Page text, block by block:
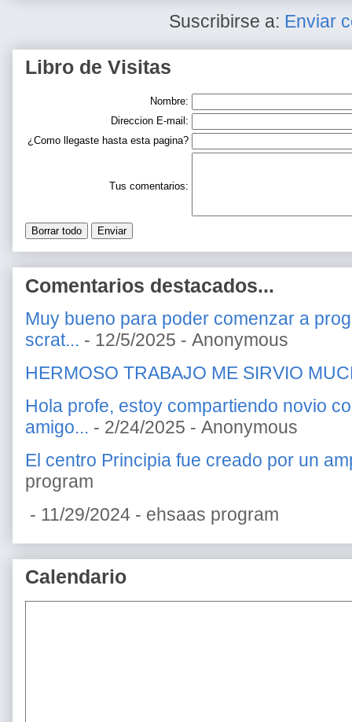
Suscribirse a: Enviar
Libro de Visitas
Nombre:
Direccion E-mail:
¿Como llegaste hasta esta pagina?
Tus comentarios:
Comentarios destacados...
Muy bueno para poder comenzar a
scrat... - 12/5/2025 - Anonymous
HERMOSO TRABAJO ME SIRVIO
Hola profe, estoy compartiendo novio
amigo... - 2/24/2025 - Anonymous
El centro Principia fue creado por un
program
- 11/29/2024 - ehsaas program
Calendario